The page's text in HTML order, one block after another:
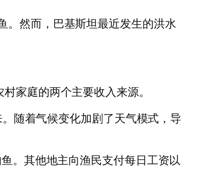
。然而，巴基斯坦最近发生的洪水
家庭的两个主要收入来源。
随着气候变化加剧了天气模式，导
。其他地主向渔民支付每日工资以